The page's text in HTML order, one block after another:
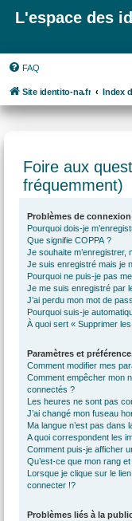
L'espace des
FAQ
Site identito-na.fr Index
Foire aux
fréquemment)
Problèmes de
Pourquoi dois-je
Que signifie COPPA ?
Je souhaite m’enregistrer,
Je suis enregistré mais je
Pourquoi ne puis-je pas
Je me suis enregistré par
J’ai perdu mon mot de
Pourquoi suis-je
À quoi sert « Supprimer
Paramètres et
Comment modifier mes
Comment empêcher mon
connectés ?
Les heures ne sont pas
J’ai changé mon fuseau
Ma langue n’est pas dans
A quoi correspondent les
Comment puis-je afficher
Qu’est-ce que mon rang
Lorsque je clique sur le lien
connecter !?
Problèmes liés à la